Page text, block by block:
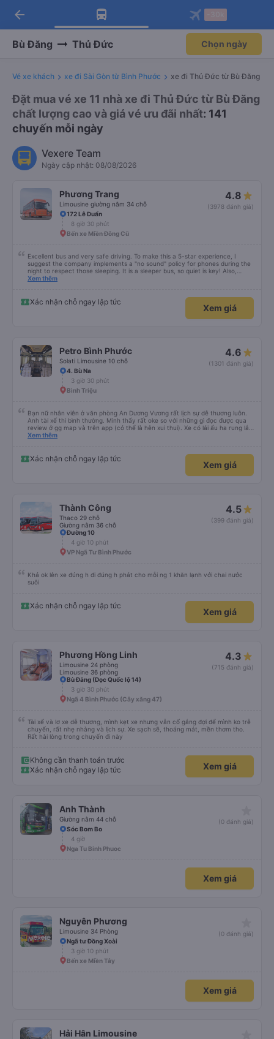
Tải app Vexere ngay!
Nhận ưu đãi thành viên độc
Mở app
Tải app Vexere
-30k/ghế khi đặt vé máy bay qua
Mở app
arrow_back
Bù Đăng Thủ Đức Chọn ngày
Vé xe khách xe đi Sài Gòn từ Bình Phước xe đi Thủ Đức từ Bù Đăng
Đặt mua vé xe 11 nhà xe đi Thủ Đức từ Bù Đăng
chất lượng cao và giá vé ưu đãi nhất: 141
chuyến mỗi ngày
Vexere Team
Ngày cập nhật: 08/08/2026
Phương Trang
Limousine giường nằm 34 chỗ
4.8
(3978 đánh giá)
172 Lê Duẩn
8 giờ 30 phút
Bến xe Miền Đông Cũ
Excellent bus and very safe driving. To make this a 5-star experience, I
suggest the company implements a "no sound" policy for phones during the
night to respect those sleeping. It is a sleeper bus, so quiet is key! Also,
please display the Wi-Fi password clearly inside the cabin for convenience. I
quy định rõ ràng về việc giữ im lặng (tắt âm thanh điện thoại) vào ban đêm
để tránh làm phiền hành khách khác ngủ. Ngoài ra, nhà xe nên dán sẵn mật
khẩu Wi-Fi trong xe để hành khách dễ dàng sử dụng. Tôi vẫn sẽ tiếp tục ủng
Xem thêm
Xác nhận chỗ ngay lập tức
Xem giá
Petro Bình Phước
Solati Limousine 10 chỗ
4.6
(1301 đánh giá)
4. Bù Na
3 giờ 30 phút
Bình Triệu
Bạn nữ nhân viên ở văn phòng An Dương Vương rất lịch sự dễ thương luôn.
Anh tài xế thì bình thường. Mình thấy rất oke so với những gì đọc được qua
review ở gg map và trên app (có thể là hên xui thui). Xe có lái ẩu ha rung lắc
hay không thì cũng ko rõ tại mình say xe nên ngủ ko à
Xem thêm
Xác nhận chỗ ngay lập tức
Xem giá
Thành Công
Thaco 29 chỗ
Giường nằm 36 chỗ
4.5
(399 đánh giá)
Đường 10
4 giờ 10 phút
VP Ngã Tư Bình Phước
Khá ok lên xe đúng h đi đúng h phát cho mỗi ng 1 khăn lạnh với chai nước
suôi
Xác nhận chỗ ngay lập tức
Xem giá
Phương Hồng Linh
Limousine 24 phòng
Limousine 36 phòng
4.3
(715 đánh giá)
Bù Đăng (Dọc Quốc lộ 14)
3 giờ 30 phút
Ngã 4 Bình Phước (Cây xăng 47)
Tài xế và lơ xe dễ thương, mình kẹt xe nhưng vẫn cố gắng đợi để mình ko trễ
chuyến, rất nhẹ nhàng và lịch sự. Xe sạch sẽ, thoáng mát, mền thơm tho.
Rất hài lòng trong chuyến đi này
Không cần thanh toán trước
Xác nhận chỗ ngay lập tức
Xem giá
Anh Thành
Giường nằm 44 chỗ
(0 đánh giá)
Sóc Bom Bo
4 giờ
Nga Tu Binh Phuoc
Xem giá
Nguyên Phương
Limousine 34 Phòng
(0 đánh giá)
Ngã tư Đồng Xoài
3 giờ 10 phút
Bến xe Miền Tây
Xem giá
Hải Hân Limousine